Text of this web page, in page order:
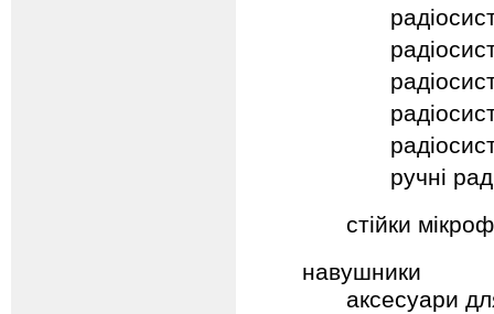
ручні
стійки
навушники
аксесуари